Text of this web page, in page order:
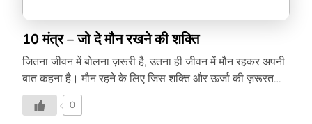
10 मंत्र – जो दे मौन रखने की शक्ति
जितना जीवन में बोलना ज़रूरी है, उतना ही जीवन में मौन रहकर अपनी
बात कहना है। मौन रहने के लिए जिस शक्ति और ऊर्जा की ज़रूरत
होती है, उसे इस वीडियो में दर्शाया गया है। आप भी देखिए और सीखिए
मौन रखने की शक्ति –
0